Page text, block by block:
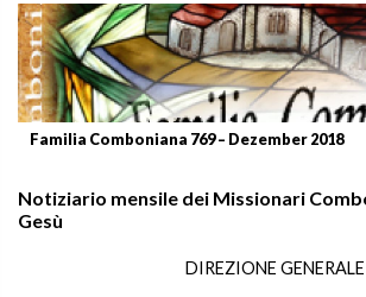
Familia Comboniana 769 – Dezember 2018
Notiziario mensile dei Missionari
Gesù
DIREZIONE GENERALE